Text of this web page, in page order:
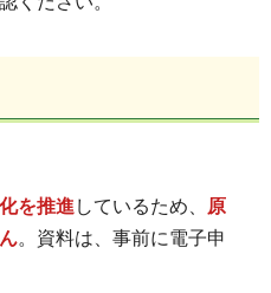
を推進 しているため、
原
。資料は、事前に電子申